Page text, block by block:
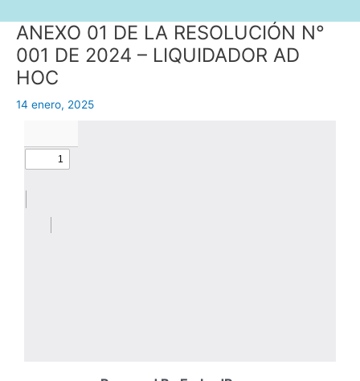
ANEXO 01 DE LA RESOLUCIÓN N°
001 DE 2024 – LIQUIDADOR AD
HOC
14 enero, 2025